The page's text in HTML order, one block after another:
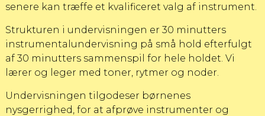
senere kan træffe et kvalificeret valg af instrument.
Strukturen i undervisningen er 30 minutters
instrumentalundervisning på små hold efterfulgt
af 30 minutters sammenspil for hele holdet. Vi
lærer og leger med toner, rytmer og noder.
Undervisningen tilgodeser børnenes
nysgerrighed, for at afprøve instrumenter og